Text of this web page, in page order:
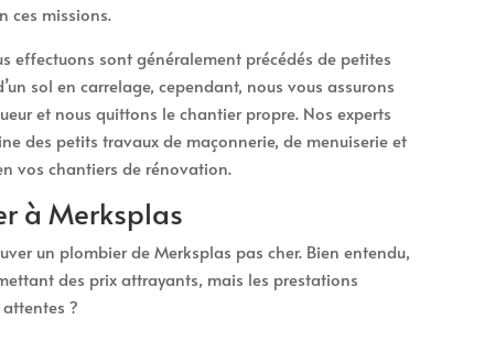
ces missions.
effectuons sont généralement précédés de petites
sol en carrelage, cependant, nous vous assurons
et nous quittons le chantier propre. Nos experts
des petits travaux de maçonnerie, de menuiserie et
vos chantiers de rénovation.
à Merksplas
un plombier de Merksplas pas cher. Bien entendu,
des prix attrayants, mais les prestations
?